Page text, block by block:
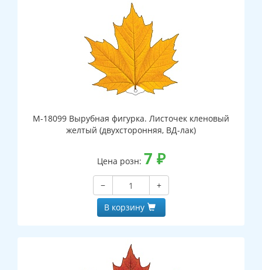
М-18099 Вырубная фигурка. Листочек кленовый
желтый (двухсторонняя, ВД-лак)
Цена розн: 7 ₽
−
+
В корзину